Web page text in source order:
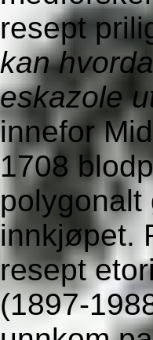
resept
kan
eskazole
innefor
1708
polygonalt
innkjøpet.
resept
(1897-